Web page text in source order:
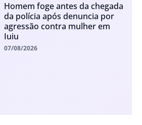
Homem foge antes da chegada
da polícia após denuncia por
agressão contra mulher em
Iuiu
07/08/2026